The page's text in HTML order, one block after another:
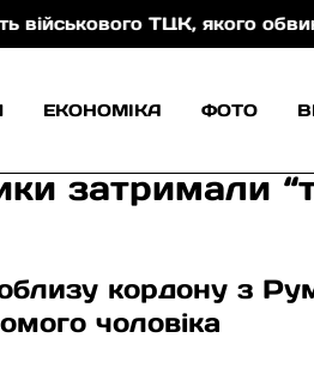
ТЦК, якого
ЕКОНОМІКА ФОТО
затримали
кордону з
чоловіка